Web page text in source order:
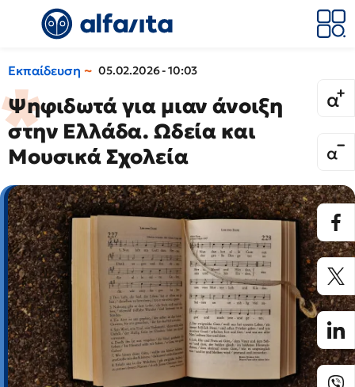
Εκπαίδευση 05.02.2026 - 10:03
Ψηφιδωτά για μιαν άνοιξη
στην Ελλάδα. Ωδεία και
Μουσικά Σχολεία